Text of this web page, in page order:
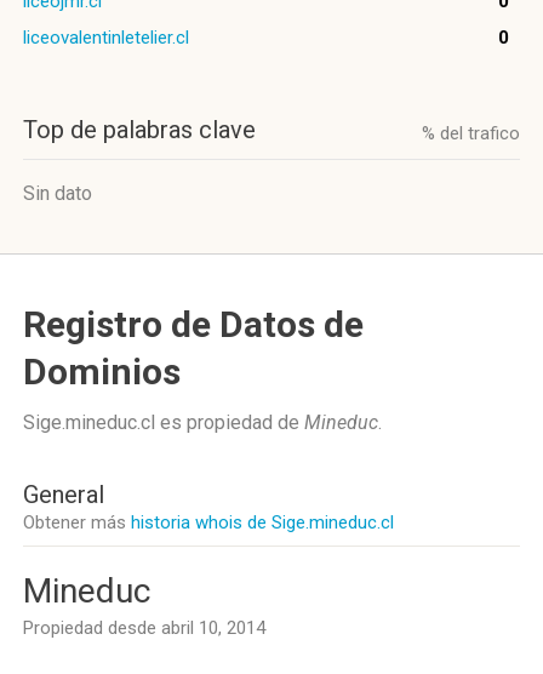
liceovalentinletelier.cl
0
Top de palabras clave % del trafico
Sin dato
Registro de Datos de
Dominios
Sige.mineduc.cl es propiedad de Mineduc.
General
Obtener más historia whois de Sige.mineduc.cl
Mineduc
Propiedad desde abril 10, 2014